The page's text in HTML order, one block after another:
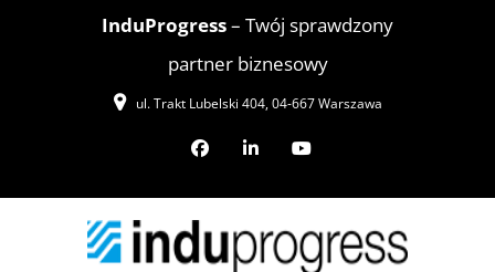
InduProgress– Twój sprawdzony
partner biznesowy
ul. Trakt Lubelski 404, 04-667 Warszawa